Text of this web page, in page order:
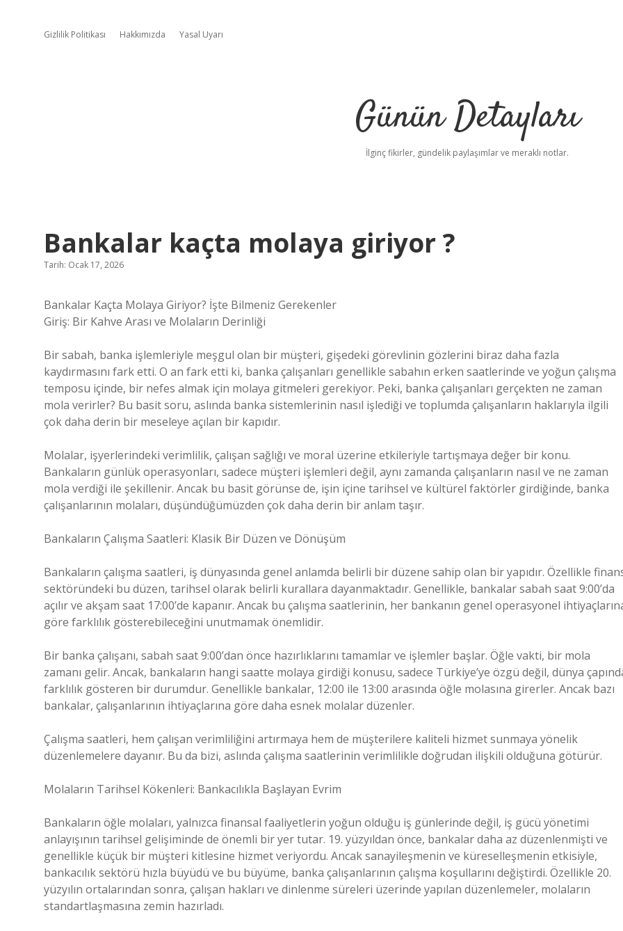
Gizlilik Politikası Hakkımızda Yasal Uyarı
Günün Detayları
İlginç fikirler, gündelik paylaşımlar ve meraklı notlar.
Bankalar kaçta molaya giriyor ?
Tarih: Ocak 17, 2026
Bankalar Kaçta Molaya Giriyor? İşte Bilmeniz Gerekenler
Giriş: Bir Kahve Arası ve Molaların Derinliği
Bir sabah, banka işlemleriyle meşgul olan bir müşteri, gişedeki görevlinin gözlerini biraz daha fazla
kaydırmasını fark etti. O an fark etti ki, banka çalışanları genellikle sabahın erken saatlerinde ve yoğun çalışma
temposu içinde, bir nefes almak için molaya gitmeleri gerekiyor. Peki, banka çalışanları gerçekten ne zaman
mola verirler? Bu basit soru, aslında banka sistemlerinin nasıl işlediği ve toplumda çalışanların haklarıyla ilgili
çok daha derin bir meseleye açılan bir kapıdır.
Molalar, işyerlerindeki verimlilik, çalışan sağlığı ve moral üzerine etkileriyle tartışmaya değer bir konu.
Bankaların günlük operasyonları, sadece müşteri işlemleri değil, aynı zamanda çalışanların nasıl ve ne zaman
mola verdiği ile şekillenir. Ancak bu basit görünse de, işin içine tarihsel ve kültürel faktörler girdiğinde, banka
çalışanlarının molaları, düşündüğümüzden çok daha derin bir anlam taşır.
Bankaların Çalışma Saatleri: Klasik Bir Düzen ve Dönüşüm
Bankaların çalışma saatleri, iş dünyasında genel anlamda belirli bir düzene sahip olan bir yapıdır. Özellikle
sektöründeki bu düzen, tarihsel olarak belirli kurallara dayanmaktadır. Genellikle, bankalar sabah saat 9:00’da
açılır ve akşam saat 17:00’de kapanır. Ancak bu çalışma saatlerinin, her bankanın genel operasyonel
göre farklılık gösterebileceğini unutmamak önemlidir.
Bir banka çalışanı, sabah saat 9:00’dan önce hazırlıklarını tamamlar ve işlemler başlar. Öğle vakti, bir mola
zamanı gelir. Ancak, bankaların hangi saatte molaya girdiği konusu, sadece Türkiye’ye özgü değil, dünya
farklılık gösteren bir durumdur. Genellikle bankalar, 12:00 ile 13:00 arasında öğle molasına girerler. Ancak bazı
bankalar, çalışanlarının ihtiyaçlarına göre daha esnek molalar düzenler.
Çalışma saatleri, hem çalışan verimliliğini artırmaya hem de müşterilere kaliteli hizmet sunmaya yönelik
düzenlemelere dayanır. Bu da bizi, aslında çalışma saatlerinin verimlilikle doğrudan ilişkili olduğuna götürür.
Molaların Tarihsel Kökenleri: Bankacılıkla Başlayan Evrim
Bankaların öğle molaları, yalnızca finansal faaliyetlerin yoğun olduğu iş günlerinde değil, iş gücü yönetimi
anlayışının tarihsel gelişiminde de önemli bir yer tutar. 19. yüzyıldan önce, bankalar daha az düzenlenmişti ve
genellikle küçük bir müşteri kitlesine hizmet veriyordu. Ancak sanayileşmenin ve küreselleşmenin etkisiyle,
bankacılık sektörü hızla büyüdü ve bu büyüme, banka çalışanlarının çalışma koşullarını değiştirdi. Özellikle 20.
yüzyılın ortalarından sonra, çalışan hakları ve dinlenme süreleri üzerinde yapılan düzenlemeler, molaların
standartlaşmasına zemin hazırladı.